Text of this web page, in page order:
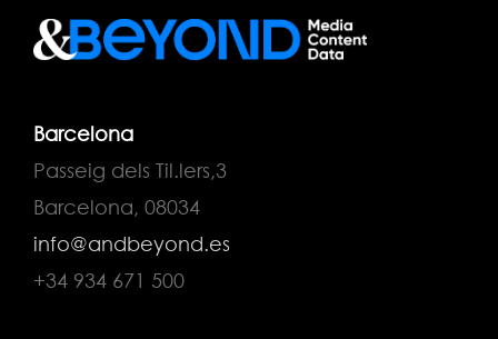
Barcelona
Passeig dels Til.lers,3
Barcelona, 08034
info@andbeyond.es
+34 934 671 500